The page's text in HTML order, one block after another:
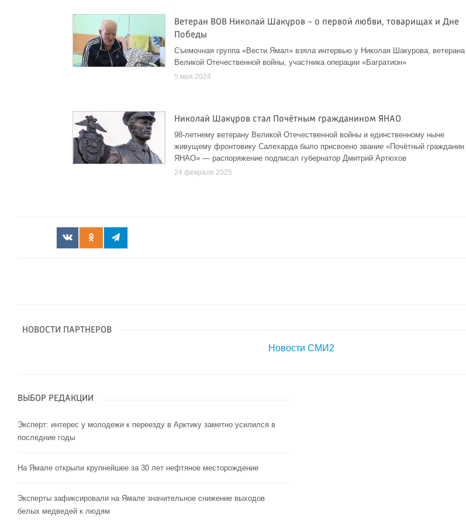
Ветеран ВОВ Николай Шакуров - о первой любви, товарищах и Дне
Победы
Съемочная группа «Вести Ямал» взяла интервью у Николая Шакурова, ветерана
Великой Отечественной войны, участника операции «Багратион»
5 мая 2024
Николай Шакуров стал Почётным гражданином ЯНАО
98-летнему ветерану Великой Отечественной войны и единственному ныне
живущему фронтовику Салехарда было присвоено звание «Почётный гражданин
ЯНАО» — распоряжение подписал губернатор Дмитрий Артюхов
24 февраля 2025
НОВОСТИ ПАРТНЕРОВ
Новости СМИ2
ВЫБОР РЕДАКЦИИ
Эксперт: интерес у молодежи к переезду в Арктику заметно усилился в
последние годы
На Ямале открыли крупнейшее за 30 лет нефтяное месторождение
Эксперты зафиксировали на Ямале значительное снижение выходов
белых медведей к людям